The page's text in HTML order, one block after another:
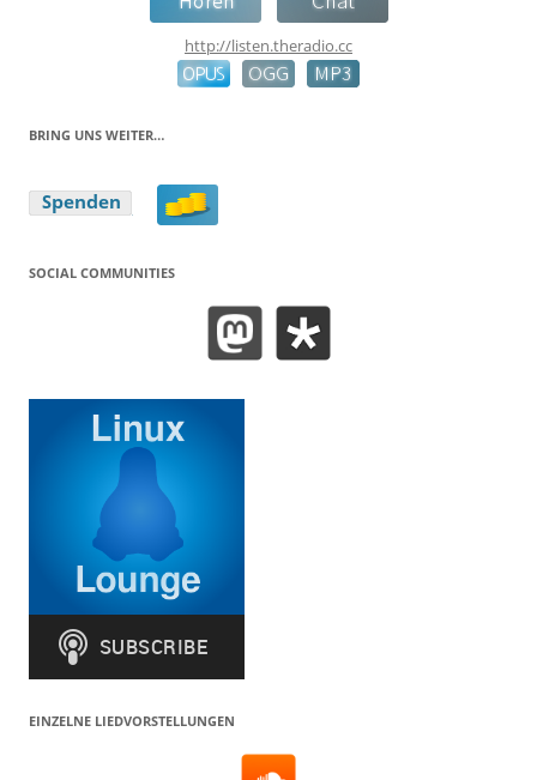
http://listen.theradio.cc
BRING UNS WEITER…
SOCIAL COMMUNITIES
EINZELNE LIEDVORSTELLUNGEN